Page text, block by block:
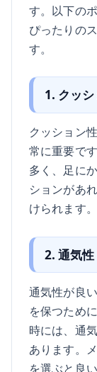
す。以下の
ぴったりの
す。
1. クッ
クッション
常に重要で
多く、足に
ションがあ
けられます。
2. 通気性
通気性が良
を保つため
時には、通
あります。
を選ぶと良